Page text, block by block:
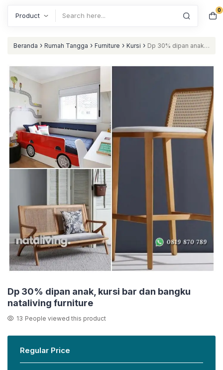
0
Beranda › Rumah Tangga › Furniture › Kursi › Dp 30% dipan anak,
Dp 30% dipan anak, kursi bar dan bangku
nataliving furniture
13 People viewed this product
Regular Price